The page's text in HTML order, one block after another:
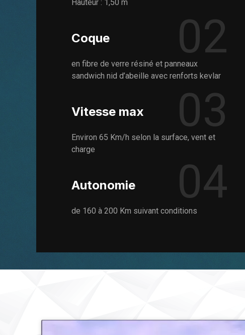
Hauteur : 1,50 m
Coque 02
en fibre de verre résiné et panneaux
sandwich nid d’abeille avec renforts kevlar
Vitesse max 03
Environ 65 Km/h selon la surface, vent et
charge
Autonomie 04
de 160 à 200 Km suivant conditions